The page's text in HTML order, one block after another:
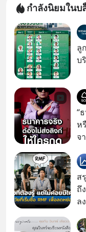
กำลังนิยมในบ
ลู
บ
“
ห
จ
ทั
มุ
กันค่ะ #แก้
โ
ส
ถึ
ล
ภาษี หลายคนมัก